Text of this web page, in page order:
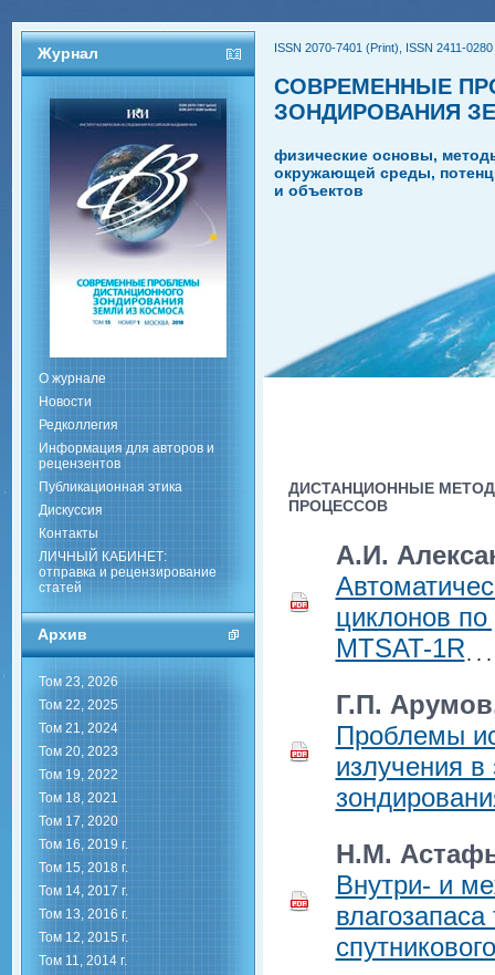
Журнал
О журнале
Новости
Редколлегия
Информация для авторов и
рецензентов
Публикационная этика
Дискуссия
Контакты
ЛИЧНЫЙ КАБИНЕТ:
отправка и рецензирование
статей
Архив
Том 23, 2026
Том 22, 2025
Том 21, 2024
Том 20, 2023
Том 19, 2022
Том 18, 2021
Том 17, 2020
Том 16, 2019 г.
Том 15, 2018 г.
Том 14, 2017 г.
Том 13, 2016 г.
Том 12, 2015 г.
Том 11, 2014 г.
ISSN 2070-7401 (Print), ISSN 2411-
СОВРЕМЕННЫЕ
ЗОНДИРОВАНИЯ
физические основы,
окружающей среды,
и объектов
ДИСТАНЦИОННЫЕ
ПРОЦЕССОВ
А.И.
циклонов по
MTSAT-1R
Г.П.
Проблемы
излучения в
Н.М.
Внутри- и